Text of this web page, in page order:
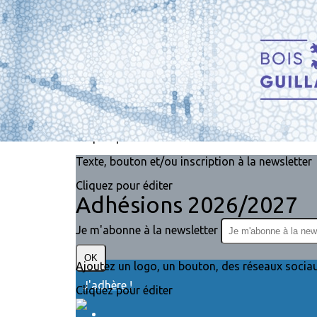
Exporter les lignes sélectionnées
Exporter toutes les colonnes
Exporter uniquement les colonnes affichées
Menu
?>
Images de la page d'accueil
Cliquez pour éditer
Texte, bouton et/ou inscription à la newsletter
Cliquez pour éditer
Adhésions 2026/2027
Je m'abonne à la newsletter
OK
J'adhère !
Ajoutez un logo, un bouton, des réseaux
Cliquez pour éditer